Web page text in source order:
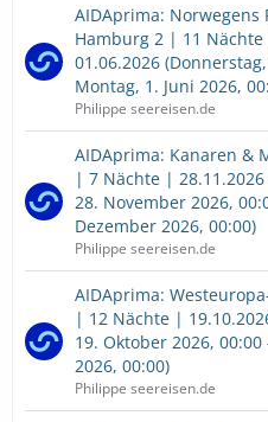
AIDAprima:
Hamburg 2 | 11
01.06.2026
Montag, 1. Juni 2026,
Philippe seereisen.de
AIDAprima: Kanaren &
| 7 Nächte | 28.11.2026
28. November 2026,
Dezember 2026, 00:00)
Philippe seereisen.de
AIDAprima:
| 12 Nächte |
19. Oktober 2026,
2026, 00:00)
Philippe seereisen.de